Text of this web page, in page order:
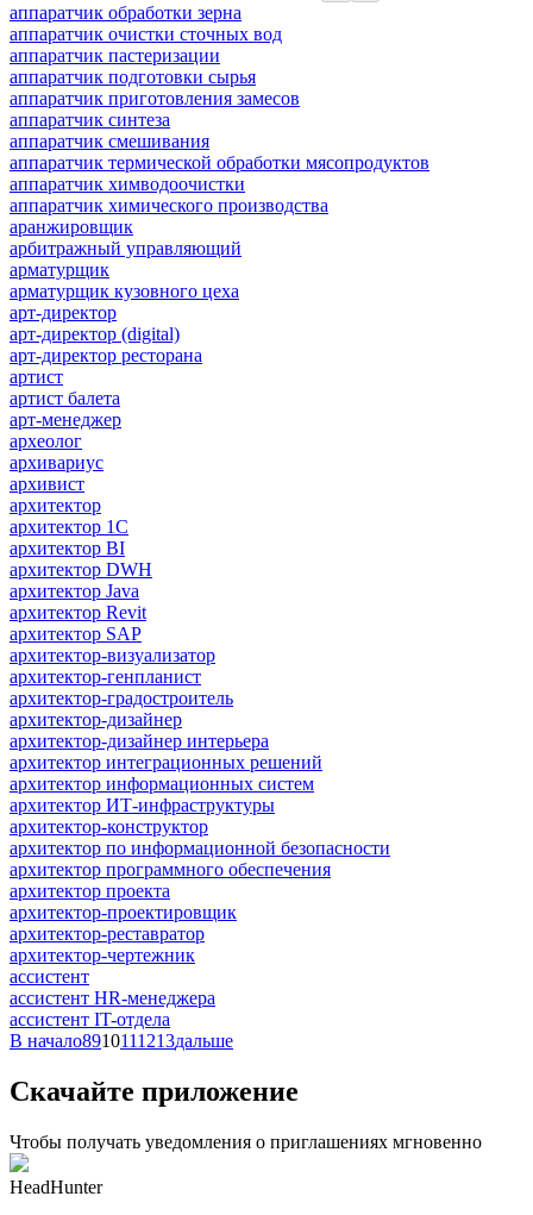
аппаратчик обработки зерна
аппаратчик очистки сточных вод
аппаратчик пастеризации
аппаратчик подготовки сырья
аппаратчик приготовления замесов
аппаратчик синтеза
аппаратчик смешивания
аппаратчик термической обработки мясопродуктов
аппаратчик химводоочистки
аппаратчик химического производства
аранжировщик
арбитражный управляющий
арматурщик
арматурщик кузовного цеха
арт-директор
арт-директор (digital)
арт-директор ресторана
артист
артист балета
арт-менеджер
археолог
архивариус
архивист
архитектор
архитектор 1С
архитектор BI
архитектор DWH
архитектор Java
архитектор Revit
архитектор SAP
архитектор-визуализатор
архитектор-генпланист
архитектор-градостроитель
архитектор-дизайнер
архитектор-дизайнер интерьера
архитектор интеграционных решений
архитектор информационных систем
архитектор ИТ-инфраструктуры
архитектор-конструктор
архитектор по информационной безопасности
архитектор программного обеспечения
архитектор проекта
архитектор-проектировщик
архитектор-реставратор
архитектор-чертежник
ассистент
ассистент HR-менеджера
ассистент IT-отдела
В начало8910111213дальше
Скачайте приложение
Чтобы получать уведомления о приглашениях мгновенно
HeadHunter